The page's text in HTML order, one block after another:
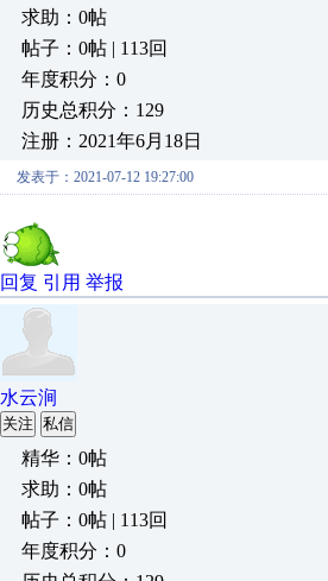
求助：0帖
帖子：0帖 | 113回
年度积分：0
历史总积分：129
注册：2021年6月18日
发表于：2021-07-12 19:27:00
回复 引用 举报
水云涧
关注 私信
精华：0帖
求助：0帖
帖子：0帖 | 113回
年度积分：0